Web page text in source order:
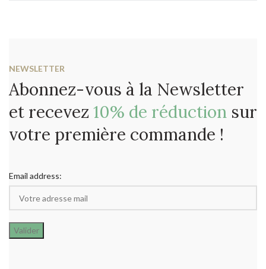
NEWSLETTER
Abonnez-vous à la Newsletter
et recevez 10% de réduction sur
votre première commande !
Email address: